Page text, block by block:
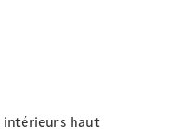
intérieurs haut